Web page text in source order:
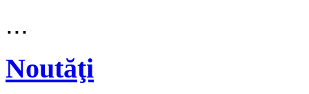
...
Noutăţi